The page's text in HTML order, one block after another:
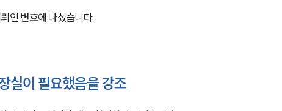
인 변호에 나섰습니다.
실이 필요했음을 강조